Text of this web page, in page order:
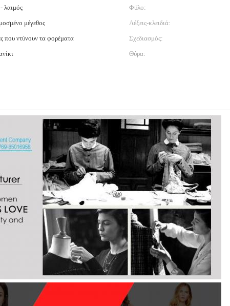
λαιμός Φύλο:
μέγεθος Λέξεις-κλειδιά:
που ντύνουν τα φορέματα Σχεδιασμός:
Θύρα: